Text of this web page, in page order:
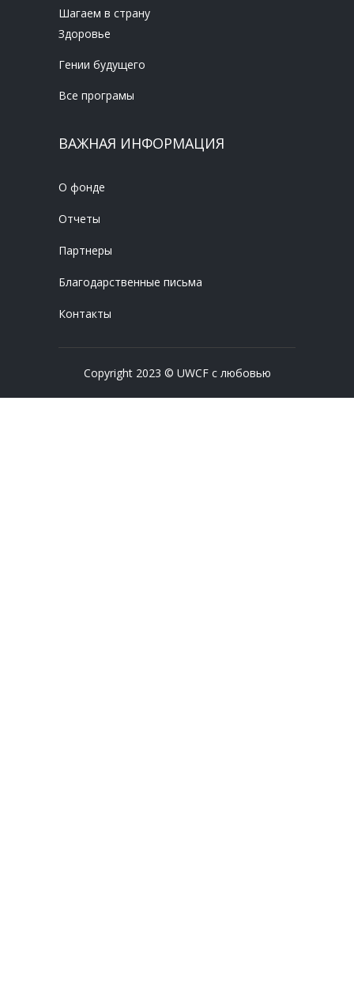
Шагаем в страну
Здоровье
Гении будущего
Все програмы
ВАЖНАЯ ИНФОРМАЦИЯ
О фонде
Отчеты
Партнеры
Благодарственные письма
Контакты
Copyright 2023 © UWCF с любовью